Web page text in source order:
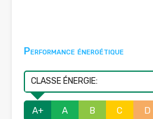
Performance énergétique
CLASSE ÉNERGIE:
A+ A B C D